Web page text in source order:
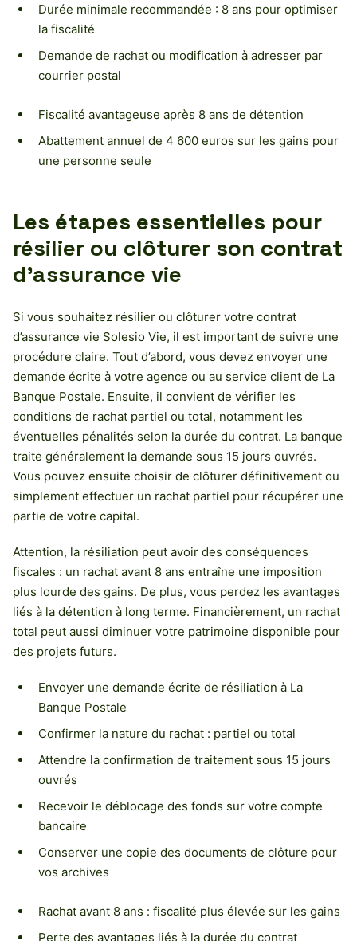
Durée minimale recommandée : 8 ans pour optimiser
la fiscalité
Demande de rachat ou modification à adresser par
courrier postal
Fiscalité avantageuse après 8 ans de détention
Abattement annuel de 4 600 euros sur les gains pour
une personne seule
Les étapes essentielles pour
résilier ou clôturer son contrat
d’assurance vie
Si vous souhaitez résilier ou clôturer votre contrat
d’assurance vie Solesio Vie, il est important de suivre une
procédure claire. Tout d’abord, vous devez envoyer une
demande écrite à votre agence ou au service client de La
Banque Postale. Ensuite, il convient de vérifier les
conditions de rachat partiel ou total, notamment les
éventuelles pénalités selon la durée du contrat. La banque
traite généralement la demande sous 15 jours ouvrés.
Vous pouvez ensuite choisir de clôturer définitivement ou
simplement effectuer un rachat partiel pour récupérer une
partie de votre capital.
Attention, la résiliation peut avoir des conséquences
fiscales : un rachat avant 8 ans entraîne une imposition
plus lourde des gains. De plus, vous perdez les avantages
liés à la détention à long terme. Financièrement, un rachat
total peut aussi diminuer votre patrimoine disponible pour
des projets futurs.
Envoyer une demande écrite de résiliation à La
Banque Postale
Confirmer la nature du rachat : partiel ou total
Attendre la confirmation de traitement sous 15 jours
ouvrés
Recevoir le déblocage des fonds sur votre compte
bancaire
Conserver une copie des documents de clôture pour
vos archives
Rachat avant 8 ans : fiscalité plus élevée sur les gains
Perte des avantages liés à la durée du contrat